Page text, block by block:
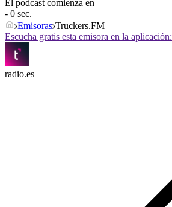
El podcast comienza en
- 0 sec.
Emisoras Truckers.FM
Escucha gratis esta emisora en la aplicación:
radio.es